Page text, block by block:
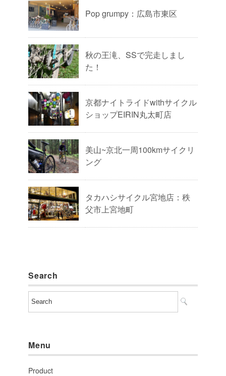
Pop grumpy：広島市東区
秋の王滝、SSで完走しまし
た！
京都ナイトライドwithサイクル
ショップEIRIN丸太町店
美山~京北一周100kmサイクリ
ング
タカハシサイクル宮地店：秩
父市上宮地町
Search
Menu
Product